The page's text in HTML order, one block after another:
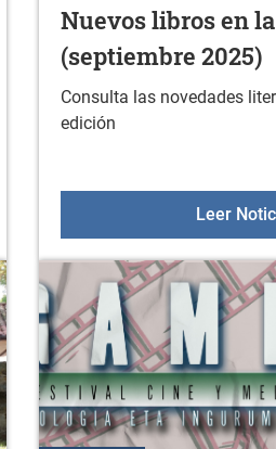
Nuevos libros en
(septiembre 2025)
Consulta las novedades
edición
Leer